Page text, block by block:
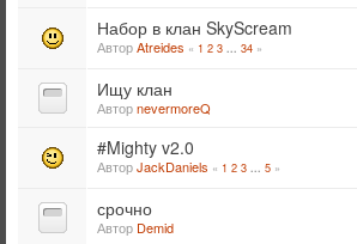
Набор в клан SkyScream
АвторAtreides « 1 2 3 ... 34 »
Ищу клан
АвторnevermoreQ
#Mighty v2.0
АвторJackDaniels « 1 2 3 ... 5 »
срочно
Автор Demid